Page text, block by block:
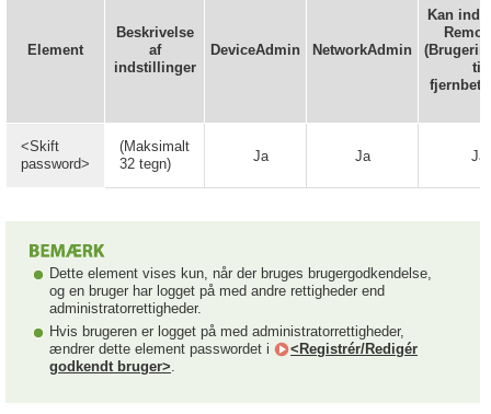
Element
Beskrivelse
af
indstillinger
DeviceAdmin NetworkAdmin
Kan
til
<Skift
password>
(Maksimalt
32 tegn)
Ja Ja Ja
Dette element vises kun, når der bruges brugergodkendelse,
og en bruger har logget på med andre rettigheder end
administratorrettigheder.
Hvis brugeren er logget på med administratorrettigheder,
ændrer dette element passwordet i
<Registrér/Redigér
godkendt bruger>.